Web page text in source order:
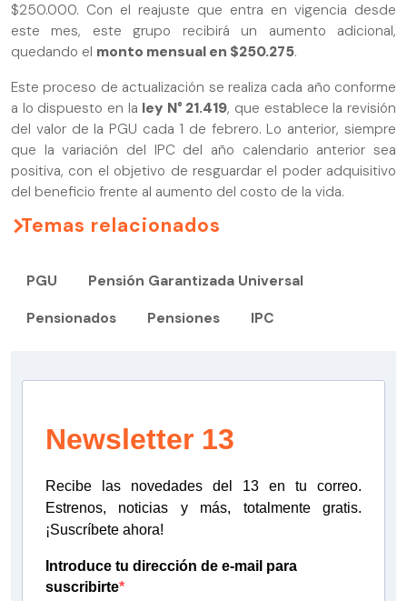
$250.000. Con el reajuste que entra en vigencia desde
este mes, este grupo recibirá un aumento adicional,
quedando el monto mensual en $250.275.
Este proceso de actualización se realiza cada año conforme
a lo dispuesto en la ley N° 21.419, que establece la revisión
del valor de la PGU cada 1 de febrero. Lo anterior, siempre
que la variación del IPC del año calendario anterior sea
positiva, con el objetivo de resguardar el poder adquisitivo
del beneficio frente al aumento del costo de la vida.
Temas relacionados
PGU Pensión Garantizada Universal
Pensionados Pensiones IPC
Newsletter 13
Recibe las novedades del 13 en tu correo.
Estrenos, noticias y más, totalmente gratis.
¡Suscríbete ahora!
Introduce tu dirección de e-mail para
suscribirte